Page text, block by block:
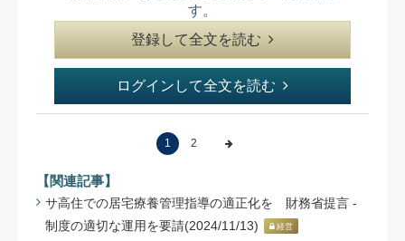
す。
登録して全文を読む
ログインして全文を読む
1 2
【関連記事】
サ高住での居宅療養管理指導の適正化を 財務省提言 -
制度の適切な運用を要請(2024/11/13)
経営